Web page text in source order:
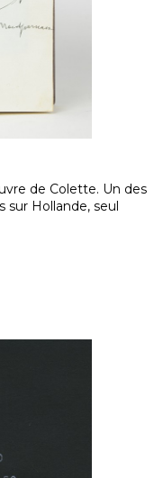
de Colette. Un des
Hollande, seul